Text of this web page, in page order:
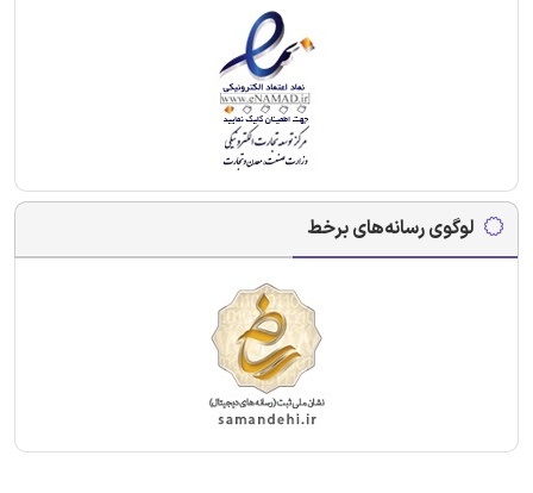
لوگوی رسانه‌های برخط